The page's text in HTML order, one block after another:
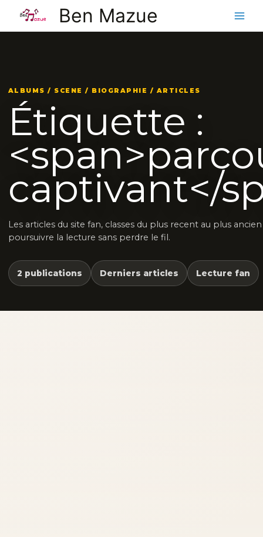
contenu
Ben Mazue
ALBUMS / SCENE / BIOGRAPHIE / ARTICLES
Étiquette :
captivant</
Les articles du site fan, classes du plus recent au plus
poursuivre la lecture sans perdre le fil.
2 publications Derniers articles Lecture fan